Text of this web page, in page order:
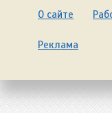
О сайте
Реклама